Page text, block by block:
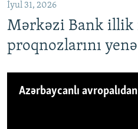
İyul 31, 2026
Mərkəzi Bank illik
proqnozlarını